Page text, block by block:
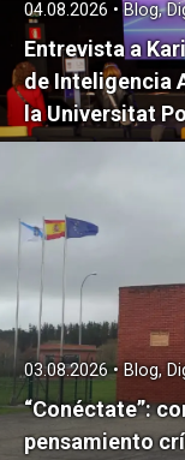
Entrevista a
de Inteligencia
la Universitat
“Conéctate”:
pensamiento